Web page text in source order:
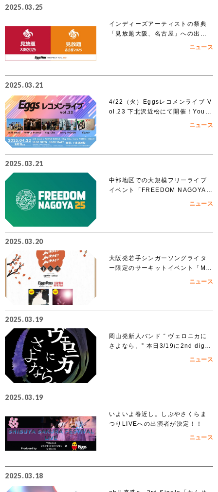
2025.03.25
インディーズアーティストの祭典
「見放題大阪、名古屋」への出演
ニュース
2025.03.21
4/22（火）Eggsレコメンライブ V
ol.23 下北沢近松にて開催！YouT
ニュース
2025.03.21
中部地区での大規模フリーライブ
イベント「FREEDOM NAGOYA 2
ニュース
2025.03.20
大阪発若手シンガーソングライタ
ー限定のサーキットイベント「MIK
ニュース
2025.03.19
岡山発新人バンド “ ヴェロニカに
さよなら。” 本日3/19に2nd digit
ニュース
2025.03.19
いよいよ春近し。しぶやさくらま
つりLIVEへの出演者が決定！！
ニュース
2025.03.18